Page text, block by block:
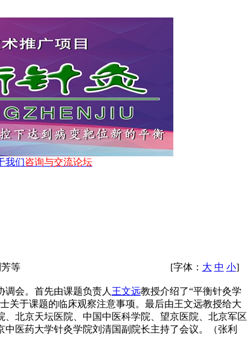
我们咨询与交流论坛
等 [字体： 大 中 小]
调会。首先由课题负责人 王文远教授介绍了“平衡针灸学
关于课题的临床观察注意事项。最后由王文远教授给大
北京天坛医院、中国中医科学院、望京医院、北京军区
医药大学针灸学院刘清国副院长主持了会议。（张利